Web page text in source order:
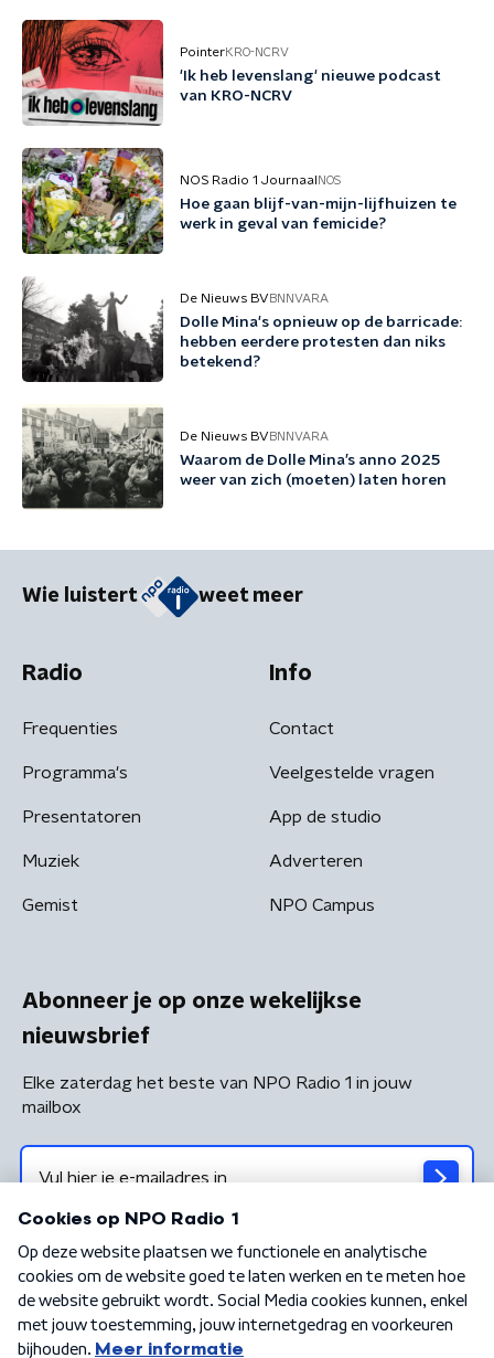
PointerKRO-NCRV
'Ik heb levenslang' nieuwe podcast
van KRO-NCRV
NOS Radio 1 Journaal NOS
Hoe gaan blijf-van-mijn-lijfhuizen te
werk in geval van femicide?
De Nieuws BV BNNVARA
Dolle Mina's opnieuw op de barricade:
hebben eerdere protesten dan niks
betekend?
De Nieuws BV BNNVARA
Waarom de Dolle Mina’s anno 2025
weer van zich (moeten) laten horen
Wie luistert weet meer
Radio
Frequenties
Programma's
Presentatoren
Muziek
Gemist
Info
Contact
Veelgestelde vragen
App de studio
Adverteren
NPO Campus
Abonneer je op onze wekelijkse
nieuwsbrief
Elke zaterdag het beste van NPO Radio 1 in jouw
mailbox
Algemene voorwaarden